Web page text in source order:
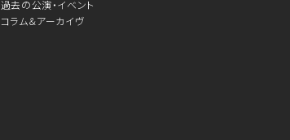
過去の公演・イベント
コラム＆アーカイヴ